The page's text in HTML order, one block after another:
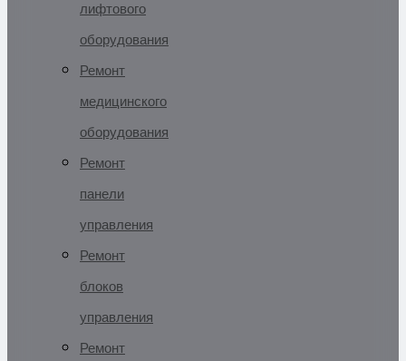
лифтового
оборудования
Ремонт
медицинского
оборудования
Ремонт
панели
управления
Ремонт
блоков
управления
Ремонт